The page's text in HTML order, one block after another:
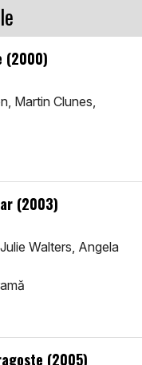
(2000)
Martin Clunes,
(2003)
Walters, Angela
(2005)